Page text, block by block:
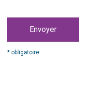
Envoyer
* obligatoire